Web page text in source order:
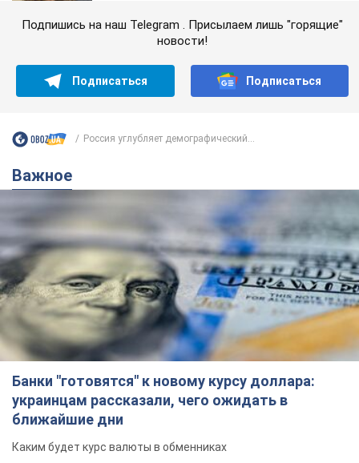
Подпишись на наш Telegram . Присылаем лишь "горящие"
новости!
Подписаться Подписаться
Россия углубляет демографический...
Важное
Банки "готовятся" к новому курсу доллара:
украинцам рассказали, чего ожидать в
ближайшие дни
Каким будет курс валюты в обменниках